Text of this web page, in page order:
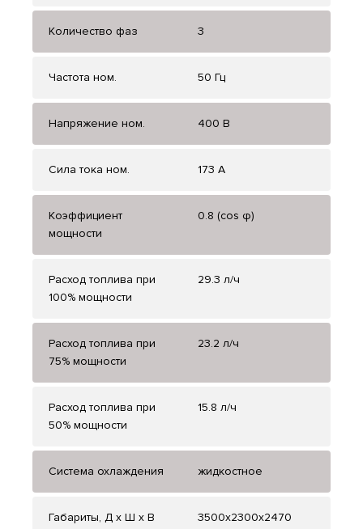
Количество фаз 3
Частота ном. 50 Гц
Напряжение ном. 400 В
Сила тока ном. 173 А
Коэффициент
мощности
0.8 (cos φ)
Расход топлива при
100% мощности
29.3 л/ч
Расход топлива при
75% мощности
23.2 л/ч
Расход топлива при
50% мощности
15.8 л/ч
Система охлаждения жидкостное
Габариты, Д x Ш x В 3500x2300x2470